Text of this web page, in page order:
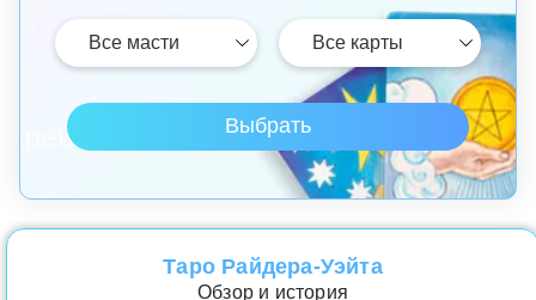
Таро Райдера-Уэйта
Обзор и история